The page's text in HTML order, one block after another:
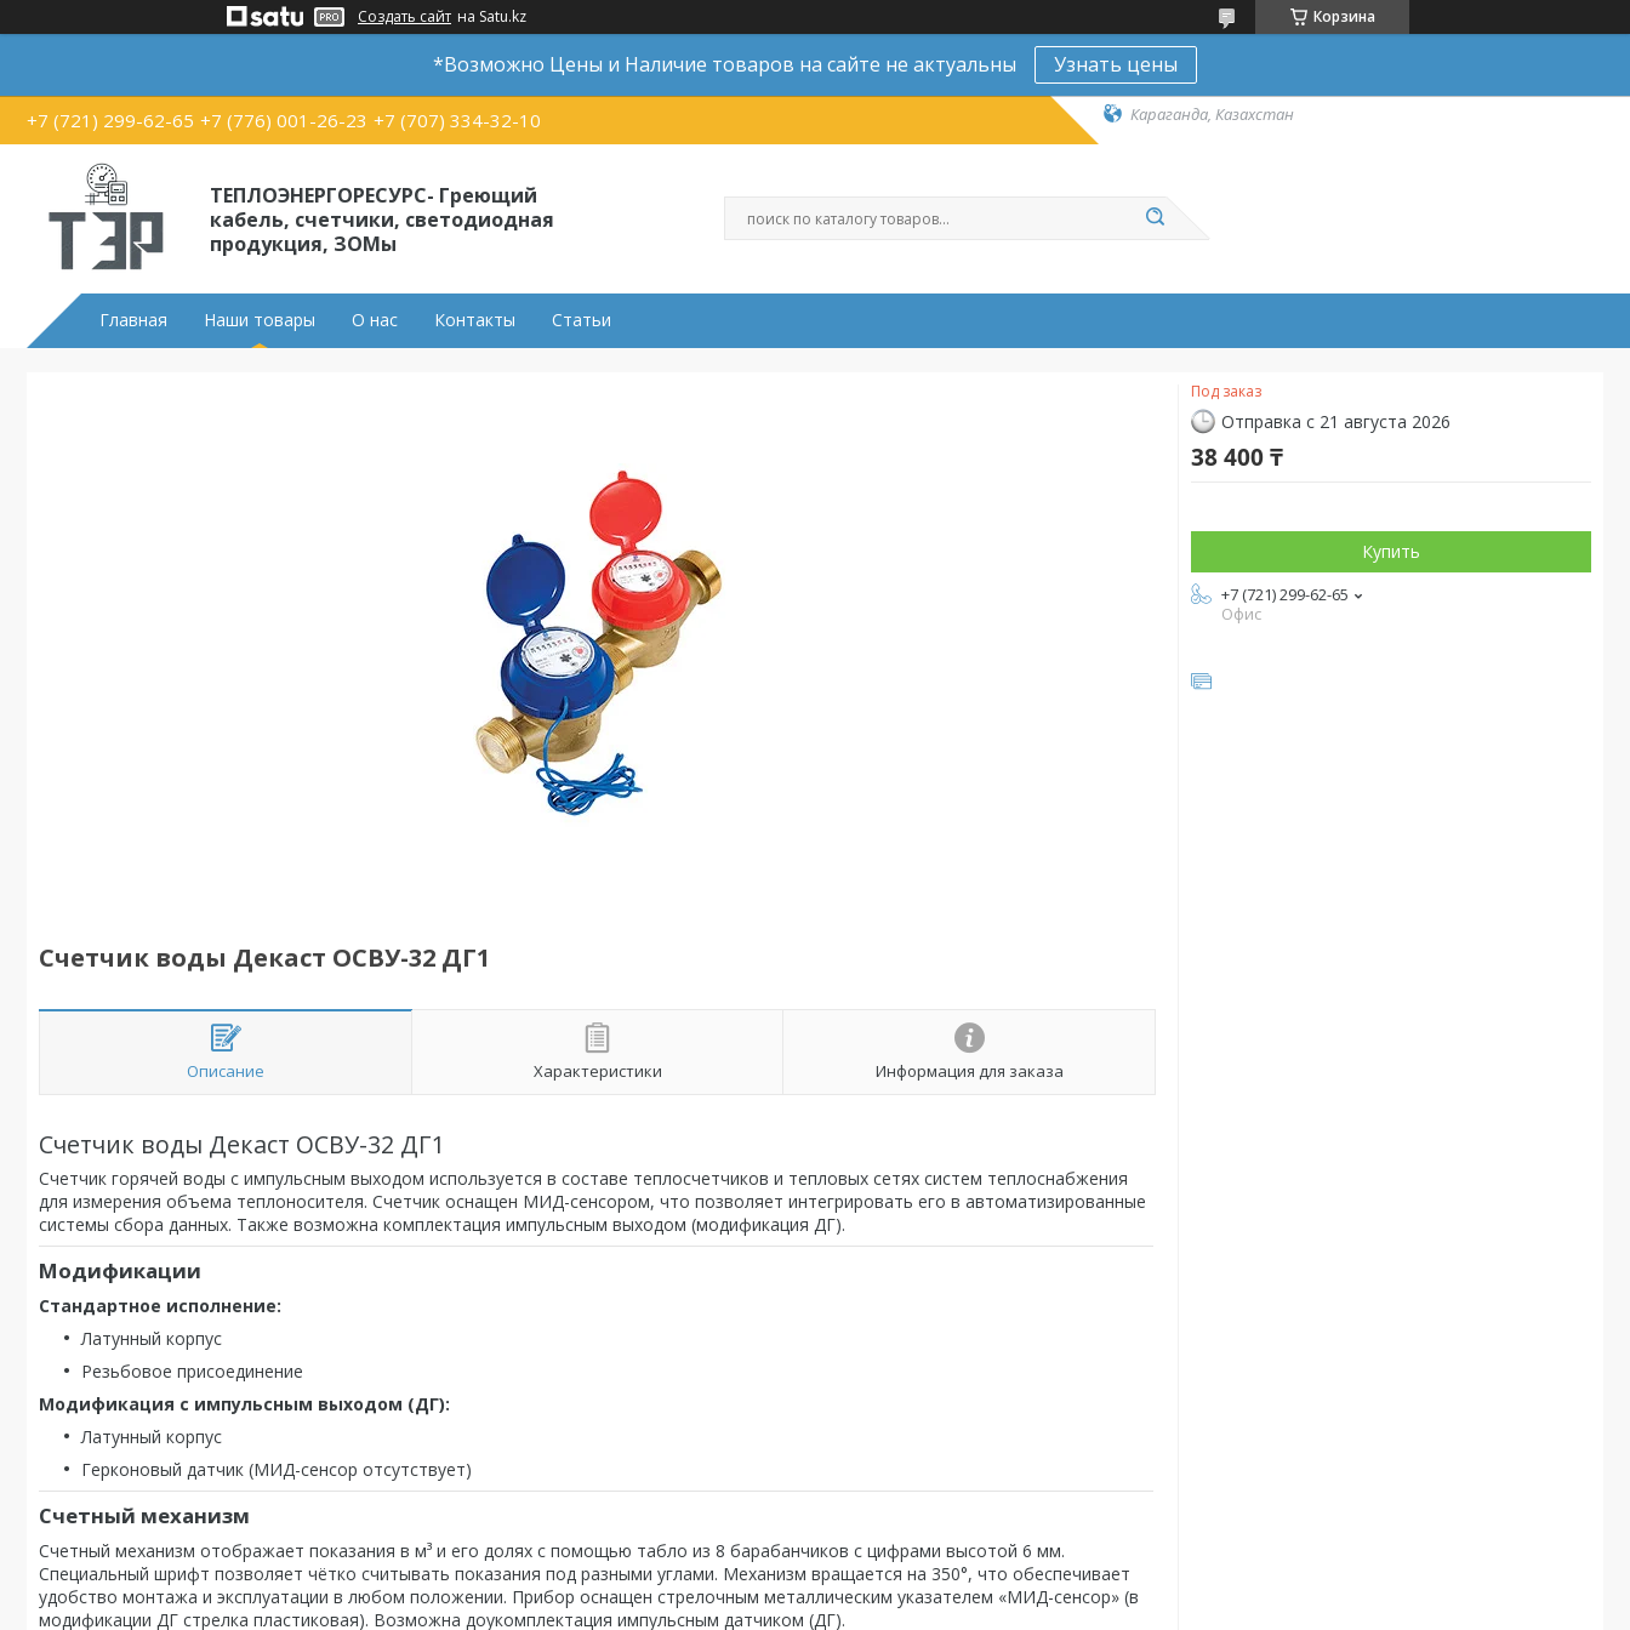
Создать сайт на Satu.kz Корзина
*Возможно Цены и Наличие товаров на сайте не актуальны Узнать цены
+7 (721) 299-62-65 +7 (776) 001-26-23 +7 (707) 334-32-10 Караганда, Казахстан
ТЕПЛОЭНЕРГОРЕСУРС- Греющий
кабель, счетчики, светодиодная
продукция, ЗОМы
Главная Наши товары О нас Контакты Статьи
Счетчик воды Декаст ОСВУ-32 ДГ1
Описание Характеристики Информация для заказа
Счетчик воды Декаст ОСВУ-32 ДГ1
Счетчик горячей воды с импульсным выходом используется в составе теплосчетчиков и тепловых сетях систем теплоснабжения
для измерения объема теплоносителя. Счетчик оснащен МИД-сенсором, что позволяет интегрировать его в автоматизированные
системы сбора данных. Также возможна комплектация импульсным выходом (модификация ДГ).
Модификации
Стандартное исполнение:
Латунный корпус
Резьбовое присоединение
Модификация с импульсным выходом (ДГ):
Латунный корпус
Герконовый датчик (МИД-сенсор отсутствует)
Счетный механизм
Счетный механизм отображает показания в м³ и его долях с помощью табло из 8 барабанчиков с цифрами высотой 6 мм.
Специальный шрифт позволяет чётко считывать показания под разными углами. Механизм вращается на 350°, что обеспечивает
удобство монтажа и эксплуатации в любом положении. Прибор оснащен стрелочным металлическим указателем «МИД-сенсор» (в
модификации ДГ стрелка пластиковая). Возможна доукомплектация импульсным датчиком (ДГ).
Под заказ
Отправка с 21 августа 2026
38 400 ₸
Купить
+7 (721) 299-62-65
Офис